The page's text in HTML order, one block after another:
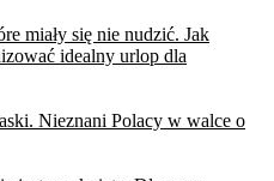
miały się nie nudzić. Jak
idealny urlop dla
Nieznani Polacy w walce o